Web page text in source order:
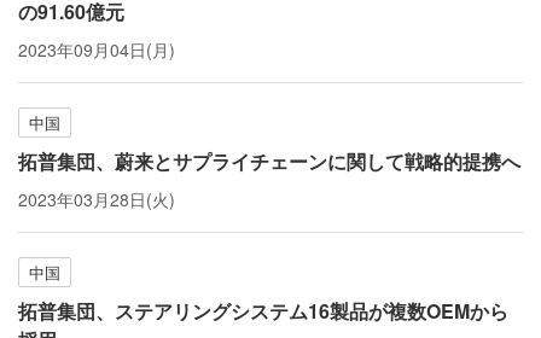
の91.60億元
2023年09月04日(月)
中国
拓普集団、蔚来とサプライチェーンに関して戦略的提携へ
2023年03月28日(火)
中国
拓普集団、ステアリングシステム16製品が複数OEMから